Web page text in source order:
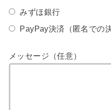
みずほ銀行
PayPay決済（匿名での
メッセージ（任意）